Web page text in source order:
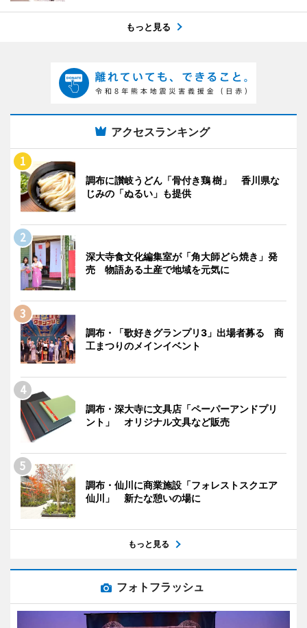
もっと見る
アクセスランキング
調布に讃岐うどん「骨付き鶏 樹」 香川県な
じみの「ぬるい」も提供
深大寺食文化編集室が「角大師どら焼き」発
売 物語ある土産で地域を元気に
調布・「歌好きグランプリ3」出場者募る 商
工まつりのメインイベント
調布・深大寺に文具店「ペーパーアンドプリ
ント」 オリジナル文具など販売
調布・仙川に商業施設「フォレストスクエア
仙川」 新たな憩いの場に
もっと見る
フォトフラッシュ